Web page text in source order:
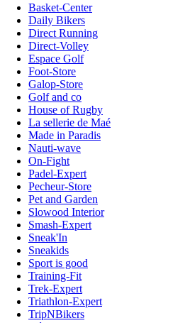
Basket-Center
Daily Bikers
Direct Running
Direct-Volley
Espace Golf
Foot-Store
Galop-Store
Golf and co
House of Rugby
La sellerie de Maé
Made in Paradis
Nauti-wave
On-Fight
Padel-Expert
Pecheur-Store
Pet and Garden
Slowood Interior
Smash-Expert
Sneak'In
Sneakids
Sport is good
Training-Fit
Trek-Expert
Triathlon-Expert
TripNBikers